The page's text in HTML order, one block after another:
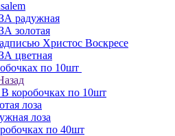
радужная
золотая
Христос Воскресе
цветная
по 10шт
коробочках по 10шт
лоза
лоза
по 40шт